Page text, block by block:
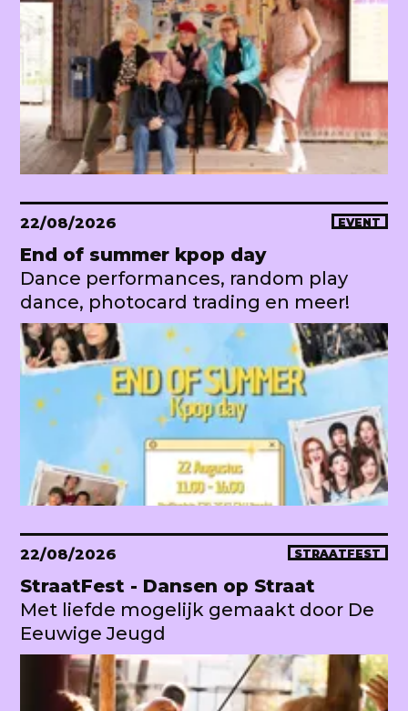
22/08/2026 EVENT
End of summer kpop day
Dance performances, random play
dance, photocard trading en meer!
22/08/2026 STRAATFEST
StraatFest - Dansen op Straat
Met liefde mogelijk gemaakt door De
Eeuwige Jeugd